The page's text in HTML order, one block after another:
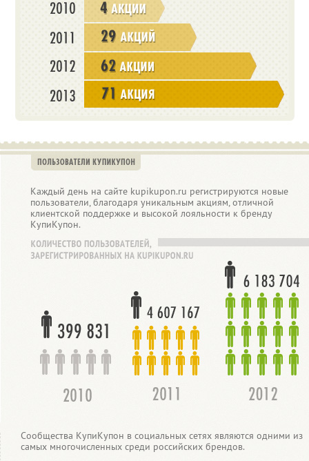
Каждый день на сайте kupikupon.ru регистрируются новые
пользователи, благодаря уникальным акциям, отличной
клиентской поддержке и высокой лояльности к бренду
КупиКупон.
Сообщества КупиКупон в социальных сетях являются одними из
самых многочисленных среди российских брендов.